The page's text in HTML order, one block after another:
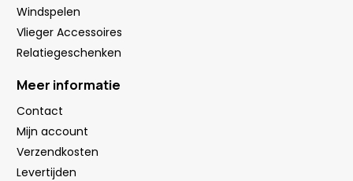
Windspelen
Vlieger Accessoires
Relatiegeschenken
Meer informatie
Contact
Mijn account
Verzendkosten
Levertijden